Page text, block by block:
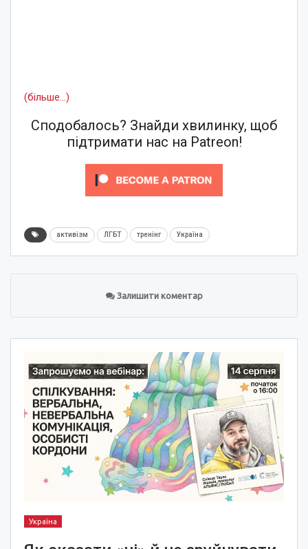
(більше…)
Сподобалось? Знайди хвилинку, щоб
підтримати нас на Patreon!
активізм ЛГБТ тренінг Україна
Залишити коментар
Україна